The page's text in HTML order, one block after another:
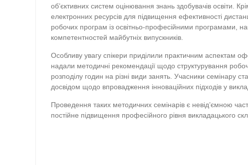
об’єктивних систем оцінювання знань здобувачів освіти.
електронних ресурсів для підвищення ефективності
робочих програм із освітньо-професійними програмами,
компетентностей майбутніх випускників.
Особливу увагу спікери приділили практичним аспектам
надали методичні рекомендації щодо структурування
розподілу годин на різні види занять. Учасники семінару
досвідом щодо впровадження інноваційних підходів у
Проведення таких методичних семінарів є невід’ємною
постійне підвищення професійного рівня викладацького